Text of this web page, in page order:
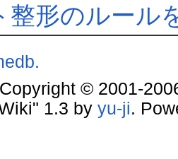
整形のルール
Copyright © 2001-
1.3 by yu-ji.